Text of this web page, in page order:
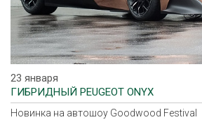
23 января
ГИБРИДНЫЙ PEUGEOT ONYX
Новинка на автошоу Goodwood Festival